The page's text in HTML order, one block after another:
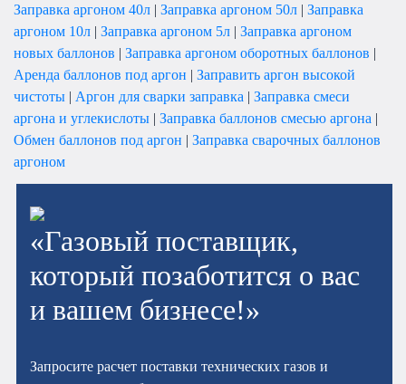
Заправка аргоном 40л | Заправка аргоном 50л | Заправка
аргоном 10л | Заправка аргоном 5л | Заправка аргоном
новых баллонов | Заправка аргоном оборотных баллонов |
Аренда баллонов под аргон | Заправить аргон высокой
чистоты | Аргон для сварки заправка | Заправка смеси
аргона и углекислоты | Заправка баллонов смесью аргона |
Обмен баллонов под аргон | Заправка сварочных баллонов
аргоном
«Газовый поставщик,
который позаботится о вас
и вашем бизнесе!»
Запросите расчет поставки технических газов и